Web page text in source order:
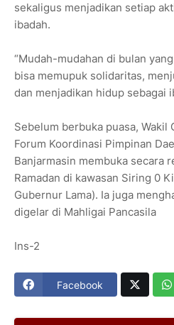
sekaligus menjadikan setiap
ibadah.
“Mudah-mudahan di bulan
bisa memupuk solidaritas,
dan menjadikan hidup sebagai
Sebelum berbuka puasa,
Forum Koordinasi Pimpinan
Banjarmasin membuka secara
Ramadan di kawasan Siring 0
Gubernur Lama). Ia juga
digelar di Mahligai Pancasila
Ins-2
Facebook